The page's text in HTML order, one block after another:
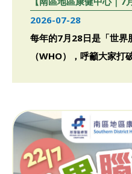
一係咪你？乙肝早驗早治
2026-07-28
每年的7月28日是「世界
（WHO），呼籲大家打